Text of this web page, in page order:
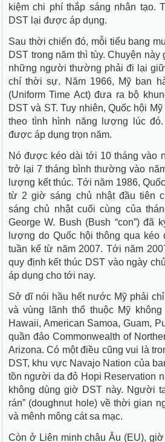
kiệm chi phí thắp sáng nhân tạo.
DST lại được áp dụng.
Sau thời chiến đó, mỗi tiểu bang
DST trong năm thì tùy. Chuyện
những người thường phải đi lại
chí thời sự. Năm 1966, Mỹ ban
(Uniform Time Act) đưa ra bộ
DST và ST. Tuy nhiên, Quốc hội
theo tình hình năng lượng lúc
được áp dụng trọn năm.
Nó được kéo dài tới 10 tháng vào
trở lại 7 tháng bình thường vào
lượng kết thúc. Tới năm 1986,
từ 2 giờ sáng chủ nhật đầu tiên
sáng chủ nhật cuối cùng của
George W. Bush (Bush “con”) đã
lượng do Quốc hội thông qua
tuần kể từ năm 2007. Tới năm
quy định kết thúc DST vào ngày
áp dụng cho tới nay.
Sở dĩ nói hầu hết nước Mỹ phải
và vùng lãnh thổ thuộc Mỹ
Hawaii, American Samoa, Guam,
quần đảo Commonwealth of
Arizona. Có một điều cũng vui là
DST, khu vực Navajo Nation của
tồn người da đỏ Hopi Reservation
không dùng giờ DST này. Người
rán” (doughnut hole) về thời gian
và mênh mông cát sa mạc.
Còn ở Liên minh châu Âu (EU),